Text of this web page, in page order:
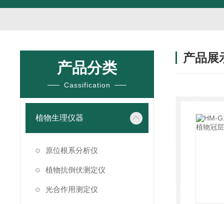
产品分类
Cassification
植物生理仪器
原位根系分析仪
植物抗倒伏测定仪
光合作用测定仪
产品展